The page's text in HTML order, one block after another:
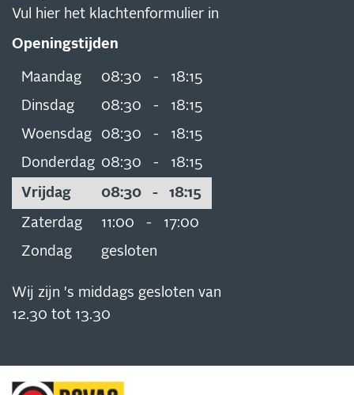
Vul hier het klachtenformulier in
Openingstijden
Maandag 08:30 -
18:15
Dinsdag
08:30 -
18:15
Woensdag
08:30 -
18:15
Donderdag 08:30 - 18:15
Vrijdag 08:30 - 18:15
Zaterdag 11:00 -
17:00
Zondag
gesloten
Wij zijn 's middags gesloten van
12.30 tot 13.30